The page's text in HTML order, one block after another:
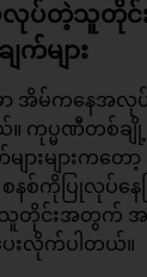
လုပ်တဲ့သူတို
က်များ
လမှာ အိမ်ကနေ
ယ်။ ကုပ္မဏီတစ်
ျားများက
စနစ်ကိုပြုလုပ်န
င်းအတွက် အသုံ
ေးလိုက်ပါတယ်။